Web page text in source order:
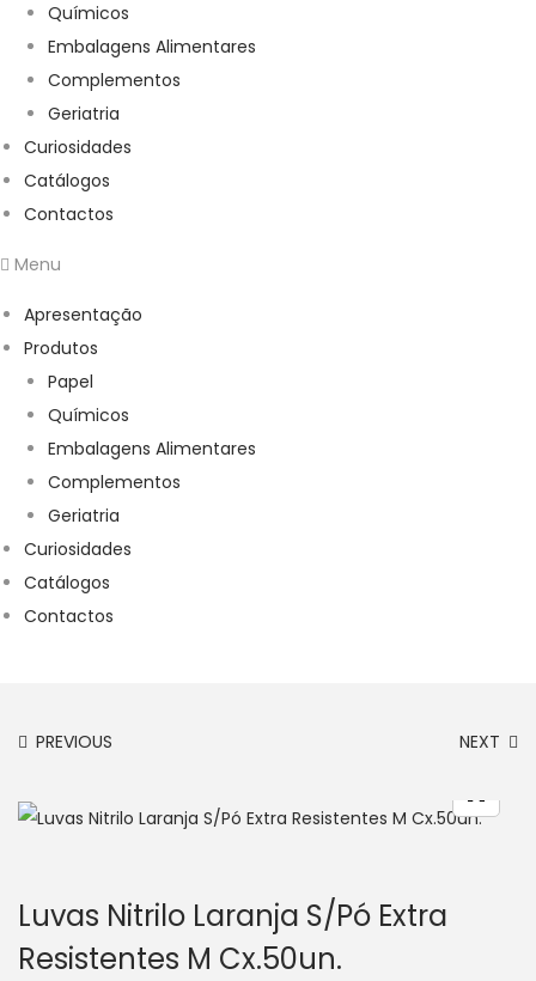
Químicos
Embalagens Alimentares
Complementos
Geriatria
Curiosidades
Catálogos
Contactos
Menu
Apresentação
Produtos
Papel
Químicos
Embalagens Alimentares
Complementos
Geriatria
Curiosidades
Catálogos
Contactos
PREVIOUS NEXT
Luvas Nitrilo Laranja S/Pó Extra
Resistentes M Cx.50un.